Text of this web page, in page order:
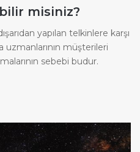
misiniz?
yapılan telkinlere karşı
uzmanlarının müşterileri
sebebi budur.